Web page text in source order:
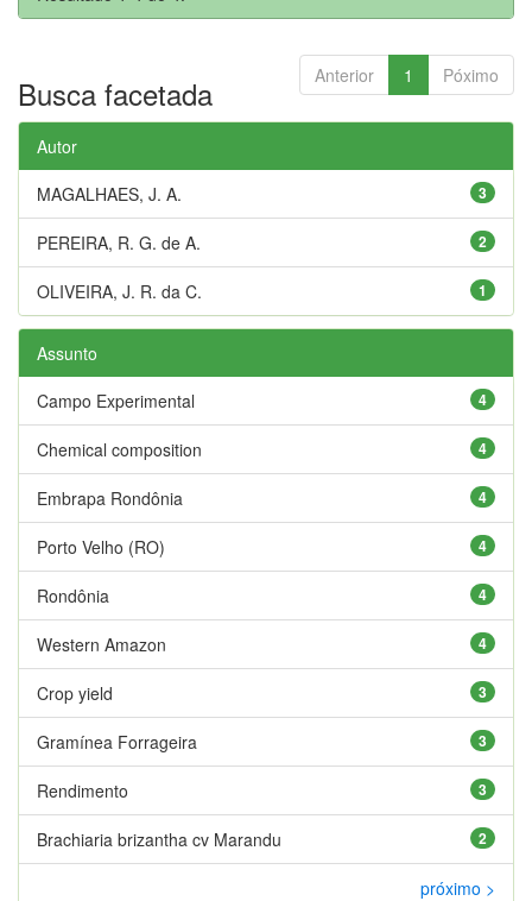
Anterior 1 Póximo
Busca facetada
Autor
3
MAGALHAES, J. A.
2
PEREIRA, R. G. de A.
1
OLIVEIRA, J. R. da C.
Assunto
4
Campo Experimental
4
Chemical composition
4
Embrapa Rondônia
4
Porto Velho (RO)
4
Rondônia
4
Western Amazon
3
Crop yield
3
Gramínea Forrageira
3
Rendimento
2
Brachiaria brizantha cv Marandu
próximo >